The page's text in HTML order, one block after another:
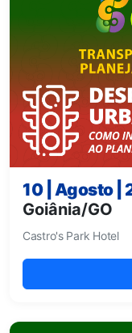
10 | Agosto |
Goiânia/GO
Castro's Park Hotel